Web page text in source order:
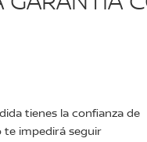
tienes la confianza de
impedirá seguir